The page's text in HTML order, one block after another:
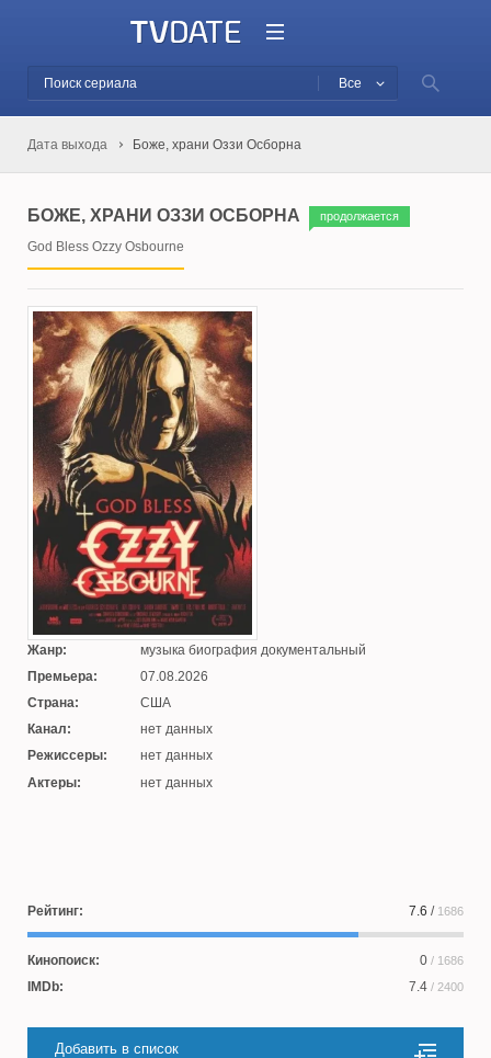
Все
Дата выхода Боже, храни Оззи Осборна
БОЖЕ, ХРАНИ ОЗЗИ ОСБОРНА продолжается
God Bless Ozzy Osbourne
Жанр:
музыка биография документальный
Премьера:
07.08.2026
Страна:
США
Канал:
нет данных
Режиссеры:
нет данных
Актеры:
нет данных
Рейтинг: 7.6 / 1686
Кинопоиск: 0 / 1686
IMDb: 7.4 / 2400
Добавить в список